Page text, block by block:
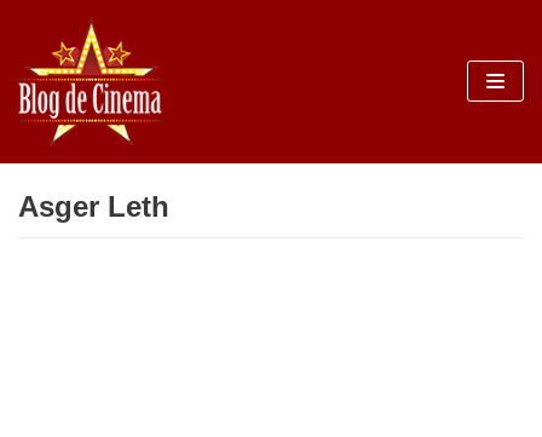
Sari
la
conținut
Asger Leth